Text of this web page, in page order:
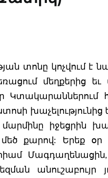
տոնը կոչվում է
մեղքերից
խաչելությունից
իջեցրին
քարով: Երեք օր
անուշաբույր